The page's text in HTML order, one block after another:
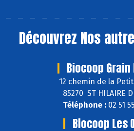
Découvrez Nos
Biocoop Grain
12 chemin de la
85270 ST HILAIRE
Téléphone : 02 51
Biocoop Les